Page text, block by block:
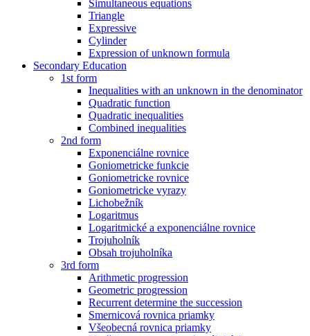
Simultaneous equations
Triangle
Expressive
Cylinder
Expression of unknown formula
Secondary Education
1st form
Inequalities with an unknown in the denominator
Quadratic function
Quadratic inequalities
Combined inequalities
2nd form
Exponenciálne rovnice
Goniometricke funkcie
Goniometricke rovnice
Goniometricke vyrazy
Lichobežník
Logaritmus
Logaritmické a exponenciálne rovnice
Trojuholník
Obsah trojuholníka
3rd form
Arithmetic progression
Geometric progression
Recurrent determine the succession
Smernicová rovnica priamky
Všeobecná rovnica priamky